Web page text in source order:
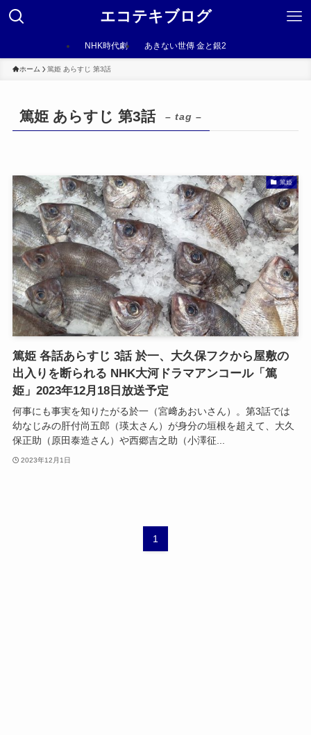
エコテキブログ
NHK時代劇 あきない世傳 金と銀2
ホーム 篤姫 あらすじ 第3話
篤姫 あらすじ 第3話 – tag –
篤姫
篤姫 各話あらすじ 3話 於一、大久保フクから屋敷の
出入りを断られる NHK大河ドラマアンコール「篤
姫」2023年12月18日放送予定
何事にも事実を知りたがる於一（宮﨑あおいさん）。第3話では
幼なじみの肝付尚五郎（瑛太さん）が身分の垣根を超えて、大久
保正助（原田泰造さん）や西郷吉之助（小澤征...
2023年12月1日
1